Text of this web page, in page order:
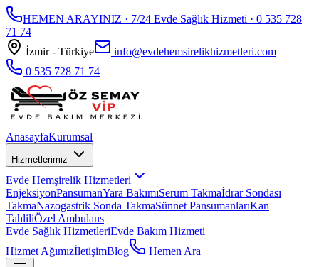
HEMEN ARAYINIZ · 7/24 Evde Sağlık Hizmeti · 0 535 728
71 74
İzmir - Türkiye
info@evdehemsirelikhizmetleri.com
0 535 728 71 74
AnasayfaKurumsal
Hizmetlerimiz
Evde Hemşirelik Hizmetleri
EnjeksiyonPansumanYara BakımıSerum Takmaİdrar Sondası
TakmaNazogastrik Sonda TakmaSünnet PansumanlarıKan
TahliliÖzel Ambulans
Evde Sağlık HizmetleriEvde Bakım Hizmeti
Hizmet AğımızİletişimBlog Hemen Ara